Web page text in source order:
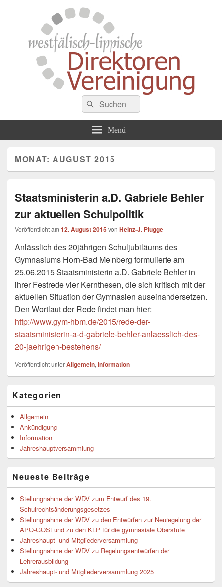
Westfälisch-Lippische
Direktorenvereinigung
Zusammenschluss von Schulleiterinnen und Schulleitern der Gymnasien in
Westfalen
Suche
nach:
Suchen
Menü
MONAT:AUGUST 2015
Staatsministerin a.D. Gabriele Behler
zur aktuellen Schulpolitik
Veröffentlicht am 12. August 2015 von Heinz-J. Plugge
Anlässlich des 20jährigen Schuljubiläums des
Gymnasiums Horn-Bad Meinberg formulierte am
25.06.2015 Staatsministerin a.D. Gabriele Behler in
ihrer Festrede vier Kernthesen, die sich kritisch mit der
aktuellen Situation der Gymnasien auseinandersetzen.
Den Wortlaut der Rede findet man hier:
http://www.gym-hbm.de/2015/rede-der-
staatsministerin-a-d-gabriele-behler-anlaesslich-des-
20-jaehrigen-bestehens/
Veröffentlicht unterAllgemein, Information
Seitenleisten-
Widgetbereich
Kategorien
Allgemein
Ankündigung
Information
Jahreshauptversammlung
Neueste Beiträge
Stellungnahme der WDV zum Entwurf des 19.
Schulrechtsänderungsgesetzes
Stellungnahme der WDV zu den Entwürfen zur Neuregelung der
APO-GOSt und zu den KLP für die gymnasiale Oberstufe
Jahreshaupt- und Mitgliederversammlung
Stellungnahme der WDV zu Regelungsentwürfen der
Lehrerausbildung
Jahreshaupt- und Mitgliederversammlung 2025